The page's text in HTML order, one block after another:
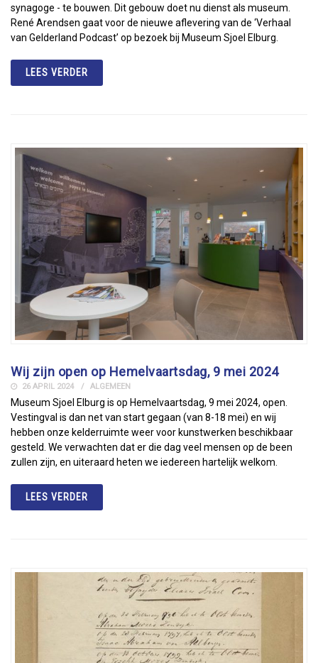
synagoge - te bouwen. Dit gebouw doet nu dienst als museum.
René Arendsen gaat voor de nieuwe aflevering van de ‘Verhaal
van Gelderland Podcast’ op bezoek bij Museum Sjoel Elburg.
LEES VERDER
Wij zijn open op Hemelvaartsdag, 9 mei 2024
26 APRIL 2024 ALGEMEEN
Museum Sjoel Elburg is op Hemelvaartsdag, 9 mei 2024, open.
Vestingval is dan net van start gegaan (van 8-18 mei) en wij
hebben onze kelderruimte weer voor kunstwerken beschikbaar
gesteld. We verwachten dat er die dag veel mensen op de been
zullen zijn, en uiteraard heten we iedereen hartelijk welkom.
LEES VERDER